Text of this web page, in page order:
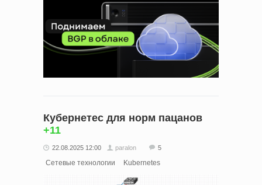
Кубернетес для норм пацанов
+11
22.08.2025 12:00 paralon 5
Сетевые технологии Kubernetes